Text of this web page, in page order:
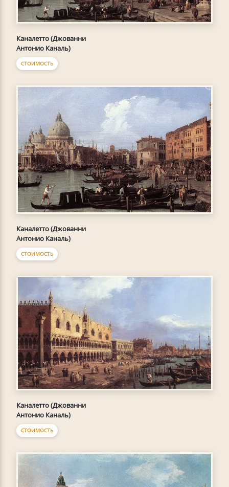
Каналетто (Джованни
Антонио Каналь)
СТОИМОСТЬ
Каналетто (Джованни
Антонио Каналь)
СТОИМОСТЬ
Каналетто (Джованни
Антонио Каналь)
СТОИМОСТЬ